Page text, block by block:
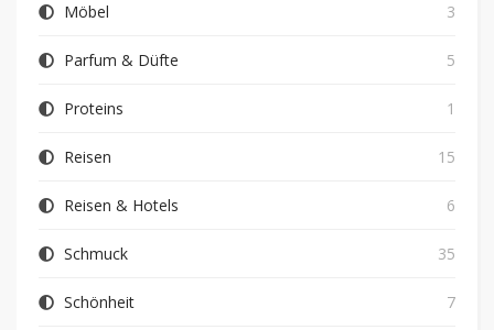
Möbel 3
Parfum & Düfte 5
Proteins 1
Reisen 15
Reisen & Hotels 6
Schmuck 35
Schönheit 7